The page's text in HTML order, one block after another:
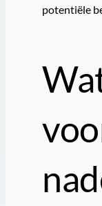
potentiële